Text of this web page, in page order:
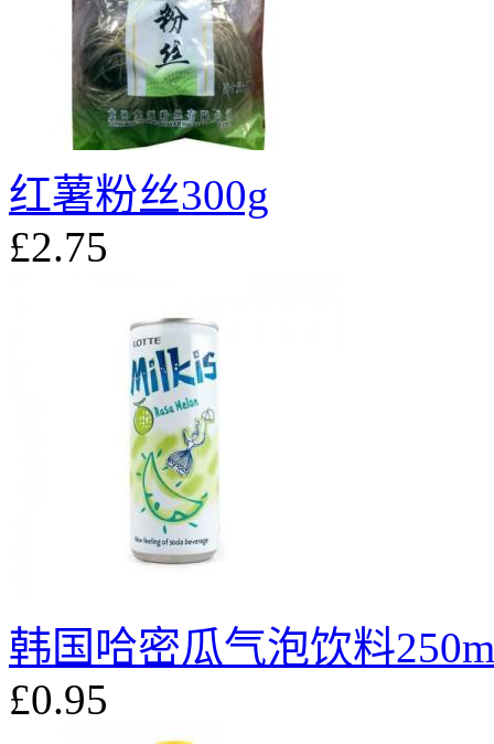
红薯粉丝300g
£2.75
韩国哈密瓜气泡饮料
£0.95